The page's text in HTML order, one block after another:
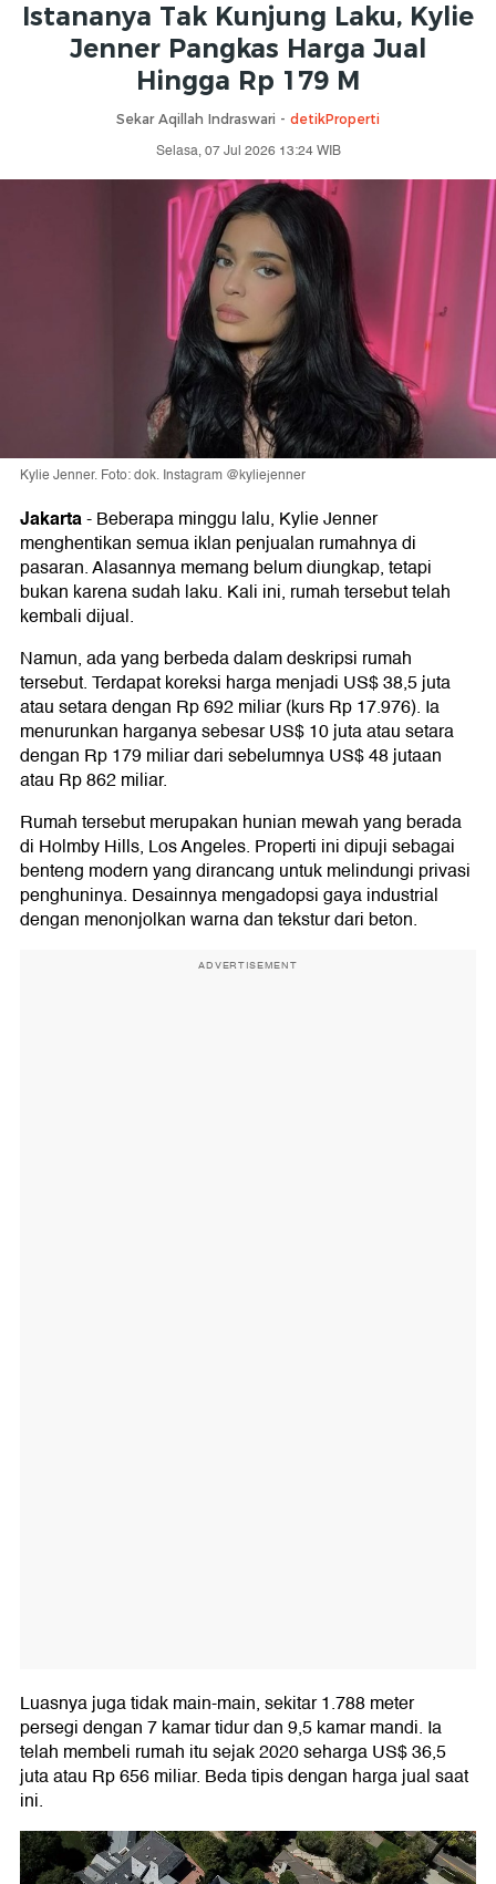
Istananya Tak Kunjung Laku, Kylie
Jenner Pangkas Harga Jual
Hingga Rp 179 M
Sekar Aqillah Indraswari - detikProperti
Selasa, 07 Jul 2026 13:24 WIB
Kylie Jenner. Foto: dok. Instagram @kyliejenner
Jakarta-Beberapa minggu lalu, Kylie Jenner
menghentikan semua iklan penjualan rumahnya di
pasaran. Alasannya memang belum diungkap, tetapi
bukan karena sudah laku. Kali ini, rumah tersebut telah
kembali dijual.
Namun, ada yang berbeda dalam deskripsi rumah
tersebut. Terdapat koreksi harga menjadi US$ 38,5 juta
atau setara dengan Rp 692 miliar (kurs Rp 17.976). Ia
menurunkan harganya sebesar US$ 10 juta atau setara
dengan Rp 179 miliar dari sebelumnya US$ 48 jutaan
atau Rp 862 miliar.
Rumah tersebut merupakan hunian mewah yang berada
di Holmby Hills, Los Angeles. Properti ini dipuji sebagai
benteng modern yang dirancang untuk melindungi privasi
penghuninya. Desainnya mengadopsi gaya industrial
dengan menonjolkan warna dan tekstur dari beton.
ADVERTISEMENT
Luasnya juga tidak main-main, sekitar 1.788 meter
persegi dengan 7 kamar tidur dan 9,5 kamar mandi. Ia
telah membeli rumah itu sejak 2020 seharga US$ 36,5
juta atau Rp 656 miliar. Beda tipis dengan harga jual saat
ini.